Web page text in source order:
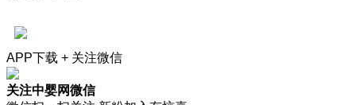
APP下载 + 关注微信
关注中婴网微信